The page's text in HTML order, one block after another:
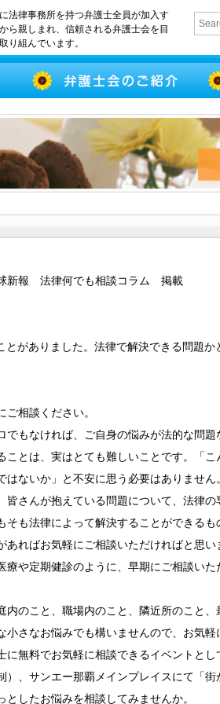
法律事務所を持つ弁護士全員が加入す
ら親しまれ、信頼される弁護士会を目
り組んでいます。
新報 法律何でも相談コラム 掲載
とがありました。法律で解決できる問題
ご相談ください。
もなければ、ご自身の悩みが法的な問
ことは、実はとても難しいことです。「
はないか」と不安に思う必要はありません。
さんが抱えている問題について、法律
そも法律によって解決することができる
ればお気軽にご相談いただければと思い
や定期健診のように、早期にご相談い
のこと、職場内のこと、隣近所のこと
さなお悩みでも構いませんので、お気軽
無料でお気軽に相談できるイベントと
）、サンエー那覇メインプレイスにて「
したお悩みを相談してみませんか。